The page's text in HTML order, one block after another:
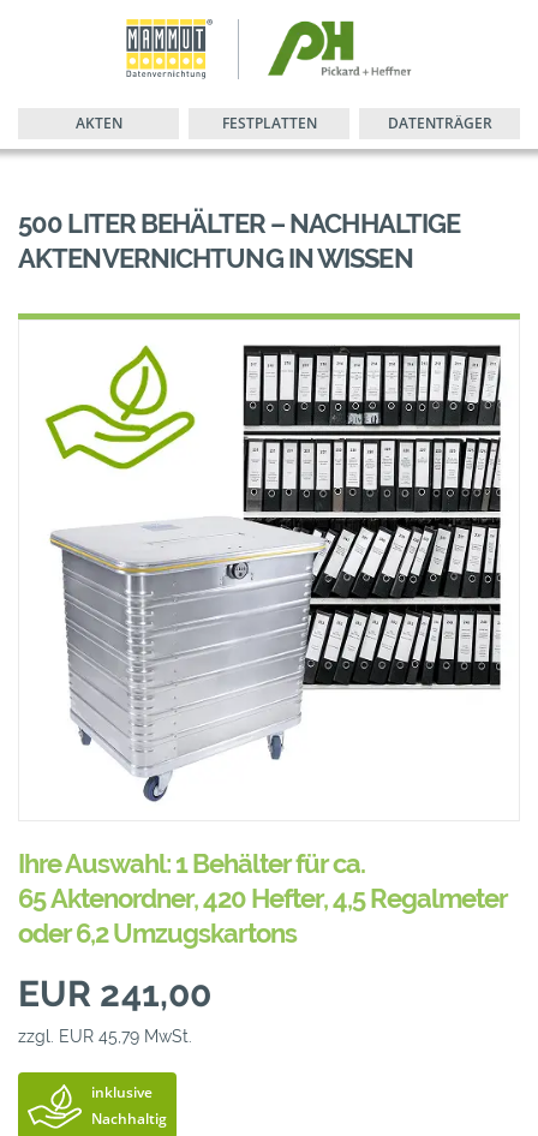
AKTEN FESTPLATTEN DATENTRÄGER
500 LITER BEHÄLTER – NACHHALTIGE
AKTENVERNICHTUNG IN WISSEN
Ihre Auswahl: 1 Behälter für ca.
65 Aktenordner, 420 Hefter, 4,5 Regalmeter
oder 6,2 Umzugskartons
EUR 241,00
zzgl. EUR 45,79 MwSt.
inklusive
Nachhaltig